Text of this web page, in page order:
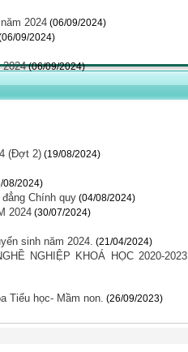
2024 (06/09/2024)
09/2024)
2024 (06/09/2024)
(Đợt 2) (19/08/2024)
08/2024)
Chính quy (04/08/2024)
2024 (30/07/2024)
sinh năm 2024. (21/04/2024)
NGHIỆP KHOÁ HỌC 2020-2023
Tiểu học- Mầm non. (26/09/2023)